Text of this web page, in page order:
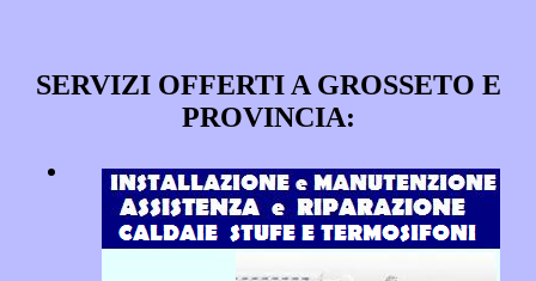
SERVIZI OFFERTI A GROSSETO E
PROVINCIA: